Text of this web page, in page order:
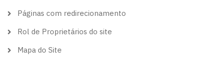
Páginas com redirecionamento
Rol de Proprietários do site
Mapa do Site